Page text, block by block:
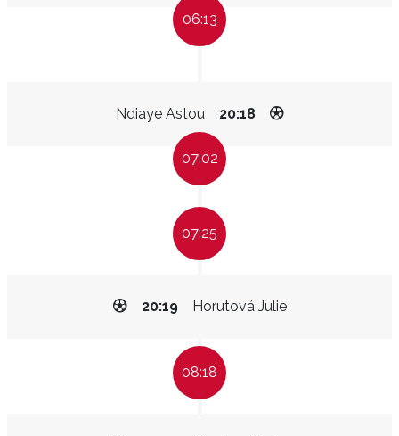
06:13
Ndiaye Astou 20:18
07:02
07:25
Horutová Julie
20:19
08:18